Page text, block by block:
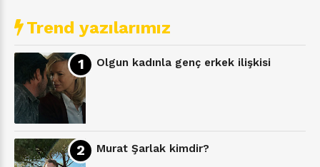
Trend yazılarımız
Olgun kadınla genç erkek ilişkisi
Murat Şarlak kimdir?